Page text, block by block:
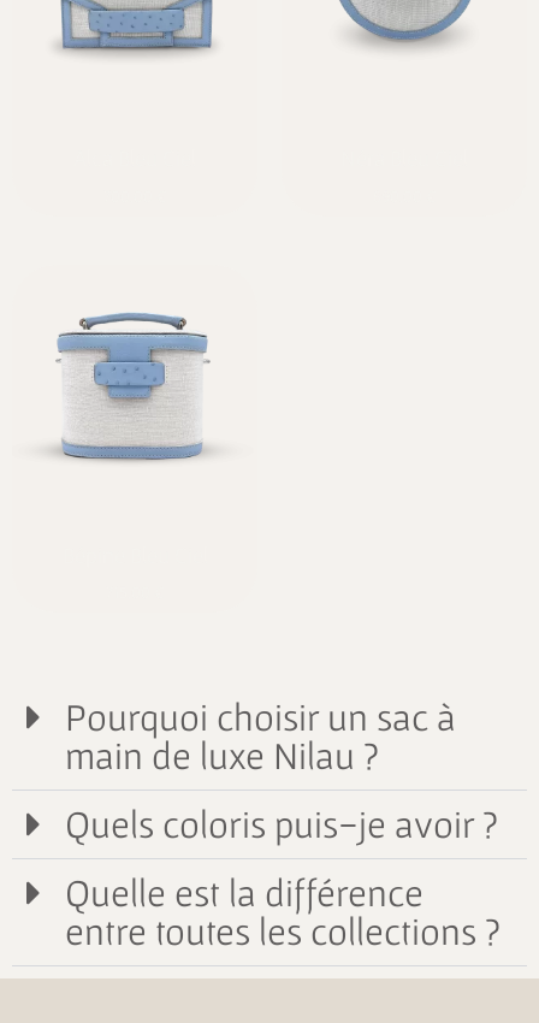
Pourquoi choisir un sac à
main de luxe Nilau ?
Quels coloris puis-je avoir ?
Quelle est la différence
entre toutes les collections ?